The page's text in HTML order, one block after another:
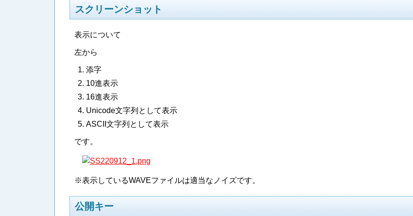
スクリーンショット
表示について
左から
添字
10進表示
16進表示
Unicode文字列として表示
ASCII文字列として表示
です。
※表示しているWAVEファイルは適当なノイズです。
公開キー